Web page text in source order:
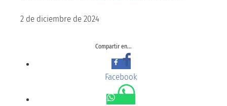
2 de diciembre de 2024
Compartir en...
Facebook